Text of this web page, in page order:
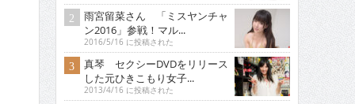
雨宮留菜さん 「ミスヤンチャ
ン2016」参戦！マル...
2016/5/16 に投稿された
真琴 セクシーDVDをリリース
した元ひきこもり女子...
2013/4/16 に投稿された